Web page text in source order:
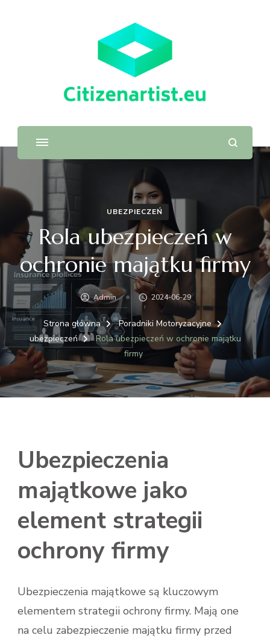
UBEZPIECZEŃ
Rola ubezpieczeń w
ochronie majątku firmy
Admin 2024-06-29
Strona główna
Poradniki Motoryzacyjne
ubezpieczeń
Rola ubezpieczeń w ochronie majątku
firmy
Ubezpieczenia
majątkowe jako
element strategii
ochrony firmy
Ubezpieczenia majątkowe są kluczowym
elementem strategii ochrony firmy. Mają one
na celu zabezpieczenie majątku firmy przed